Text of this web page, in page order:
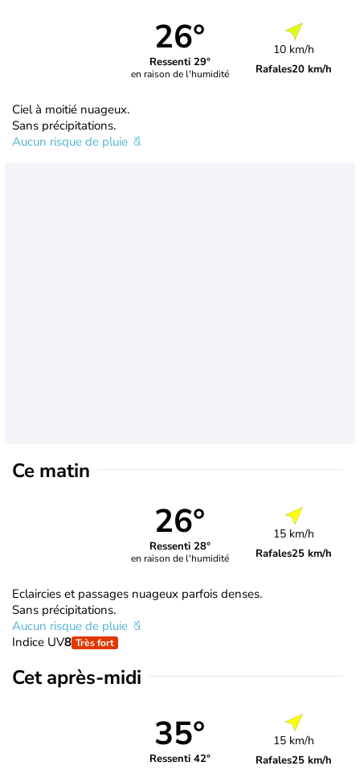
26°
Ressenti 29°
en raison de l'humidité
10 km/h
Rafales20 km/h
Ciel à moitié nuageux.
Sans précipitations.
Aucun risque de pluie
Ce matin
26°
Ressenti 28°
en raison de l'humidité
15 km/h
Rafales25 km/h
Eclaircies et passages nuageux parfois denses.
Sans précipitations.
Aucun risque de pluie
Indice UV8 Très fort
Cet après-midi
35°
Ressenti 42°
15 km/h
Rafales25 km/h